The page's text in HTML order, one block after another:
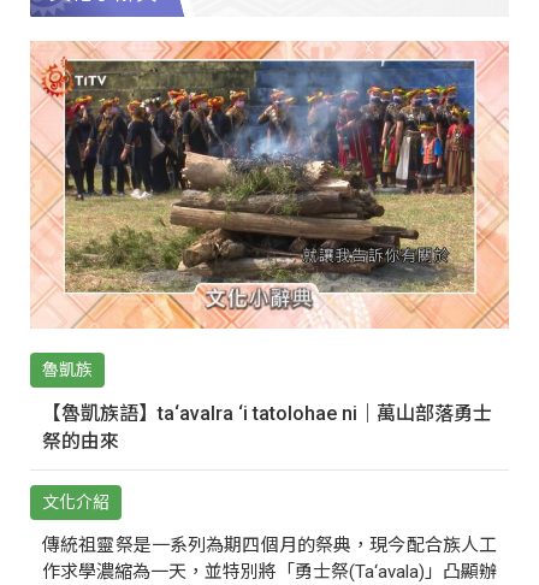
魯凱族
【魯凱族語】ta‘avalra ‘i tatolohae ni｜萬山部落勇士
祭的由來
文化介紹
傳統祖靈祭是一系列為期四個月的祭典，現今配合族人工
作求學濃縮為一天，並特別將「勇士祭(Ta‘avala)」凸顯辦